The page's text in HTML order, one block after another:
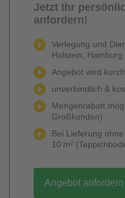
Jetzt Ihr
anfordern!
Verlegung und
Holstein,
Angebot wird
unverbindlich &
Mengenrabatt
Großkunden)
Bei Lieferung
10 m²
Angebot anfordern